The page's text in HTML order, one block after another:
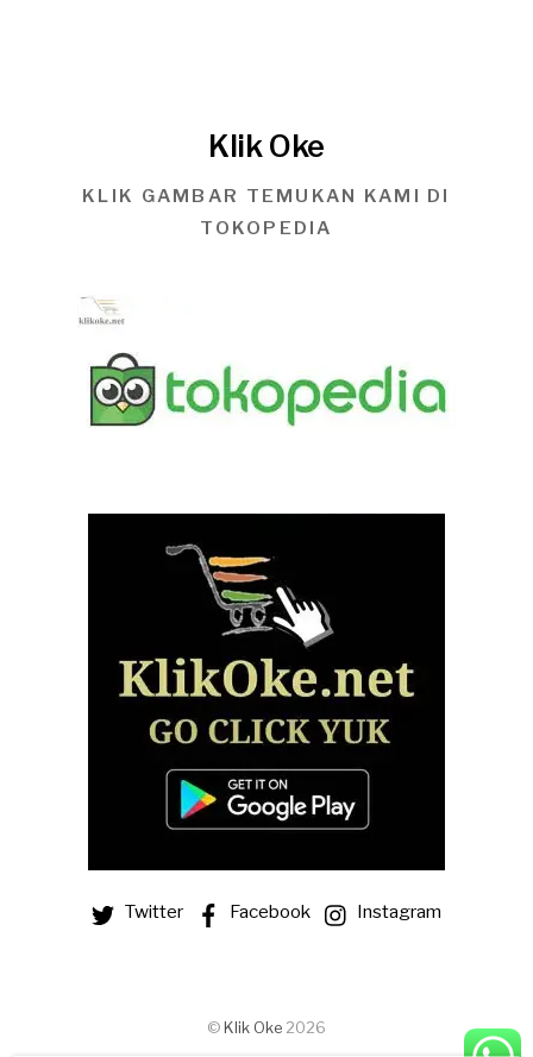
Klik Oke
KLIK GAMBAR TEMUKAN KAMI DI
TOKOPEDIA
Twitter Facebook Instagram
© Klik Oke 2026
Someone in URRAWEEN, Queensland,